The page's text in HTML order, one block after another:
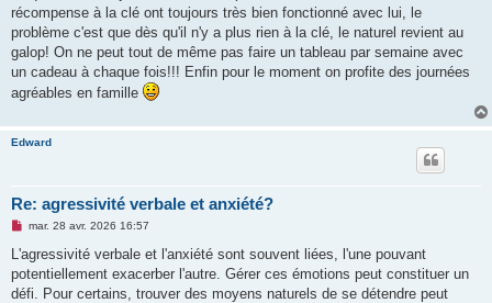
u
récompense à la clé ont toujours très bien fonctionné avec lui, le
problème c'est que dès qu'il n'y a plus rien à la clé, le naturel revient au
galop! On ne peut tout de même pas faire un tableau par semaine avec
un cadeau à chaque fois!!! Enfin pour le moment on profite des journées
agréables en famille
Edward
Re: agressivité verbale et anxiété?
M
s
a
g
mar. 28 avr. 2026 16:57
L'agressivité verbale et l'anxiété sont souvent liées, l'une pouvant
potentiellement exacerber l'autre. Gérer ces émotions peut constituer un
défi. Pour certains, trouver des moyens naturels de se détendre peut